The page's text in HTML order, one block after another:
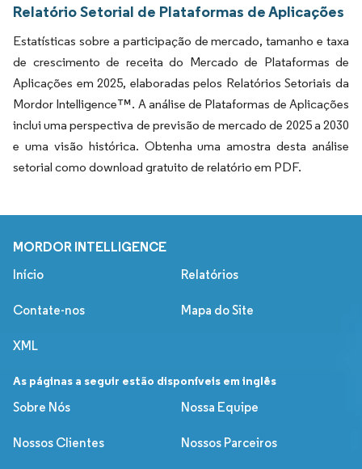
Relatório Setorial de Plataformas de Aplicações
Estatísticas sobre a participação de mercado, tamanho e taxa
de crescimento de receita do Mercado de Plataformas de
Aplicações em 2025, elaboradas pelos Relatórios Setoriais da
Mordor Intelligence™. A análise de Plataformas de Aplicações
inclui uma perspectiva de previsão de mercado de 2025 a 2030
e uma visão histórica. Obtenha uma amostra desta análise
setorial como download gratuito de relatório em PDF.
MORDOR INTELLIGENCE
Início Relatórios
Contate-nos Mapa do Site
XML
As páginas a seguir estão disponíveis em inglês
Sobre Nós
Nossa Equipe
Nossos Clientes Nossos Parceiros